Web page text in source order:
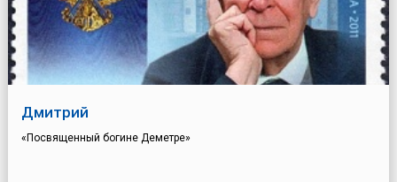
Дмитрий
«Посвященный богине Деметре»